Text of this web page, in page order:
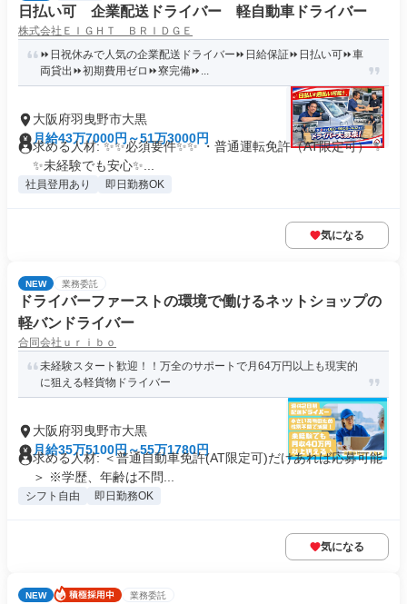
日払い可 企業配送ドライバー 軽自動車ドライバー
株式会社ＥＩＧＨＴ ＢＲＩＤＧＥ
⏩日祝休みで人気の企業配送ドライバー⏩日給保証⏩日払い可⏩車
両貸出⏩初期費用ゼロ⏩寮完備⏩...
大阪府羽曳野市大黒
月給43万7000円～51万3000円
求める人材: ✨✨必須要件✨✨ ・普通運転免許（AT限定可） ✨
✨未経験でも安心✨...
社員登用あり 即日勤務OK
気になる
NEW 業務委託
ドライバーファーストの環境で働けるネットショップの
軽バンドライバー
合同会社ｕｒｉｂｏ
未経験スタート歓迎！！万全のサポートで月64万円以上も現実的
に狙える軽貨物ドライバー
大阪府羽曳野市大黒
月給35万5100円～55万1780円
求める人材: ＜普通自動車免許(AT限定可)だけあれば応募可能
＞ ※学歴、年齢は不問...
シフト自由 即日勤務OK
気になる
NEW 業務委託